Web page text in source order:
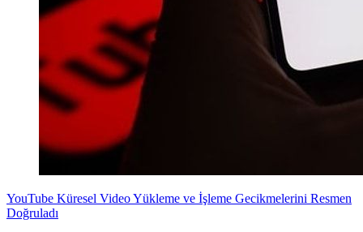
YouTube Küresel Video Yükleme ve İşleme Gecikmelerini Resmen
Doğruladı